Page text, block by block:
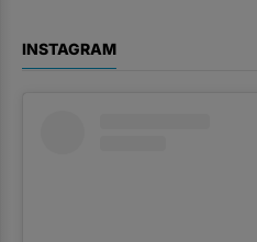
INSTAGRAM